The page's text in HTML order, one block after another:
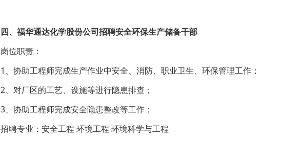
四、福华通达化学股份公司招聘安全环保生产储备干部
岗位职责：
1、协助工程师完成生产作业中安全、消防、职业卫生、环保管理工作；
2、对厂区的工艺、设施等进行隐患排查；
3、协助工程师完成安全隐患整改等工作；
招聘专业：安全工程 环境工程 环境科学与工程